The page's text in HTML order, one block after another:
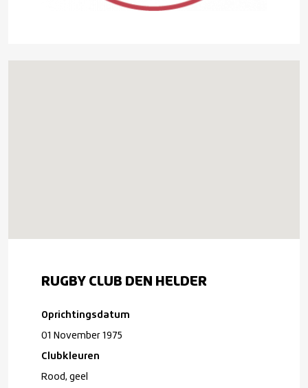
RUGBY CLUB DEN HELDER
Oprichtingsdatum
01 November 1975
Clubkleuren
Rood, geel